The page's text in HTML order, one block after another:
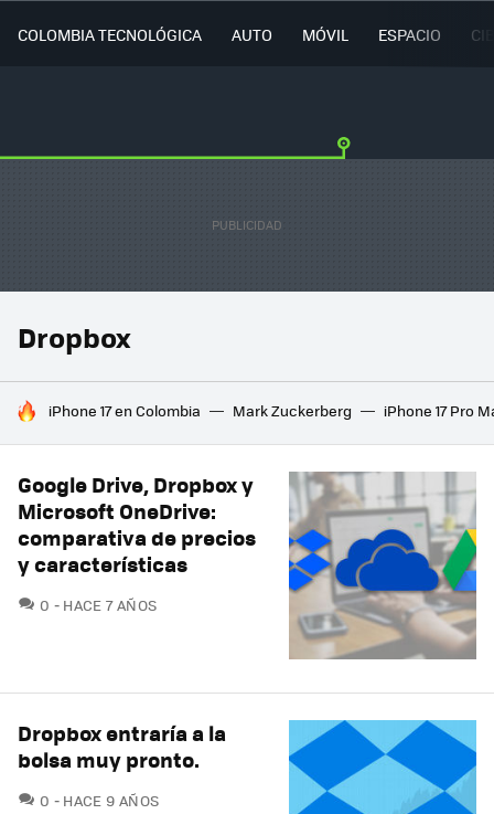
COLOMBIA TECNOLÓGICA AUTO MÓVIL ESPACIO
Dropbox
HOY SE HABLA DE
iPhone 17 en Colombia Mark Zuckerberg iPhone 17 Pro
Google Drive, Dropbox y
Microsoft OneDrive:
comparativa de precios
y características
0 COMENTARIOS
HACE 7 AÑOS
Dropbox entraría a la
bolsa muy pronto.
0 COMENTARIOS
HACE 9 AÑOS